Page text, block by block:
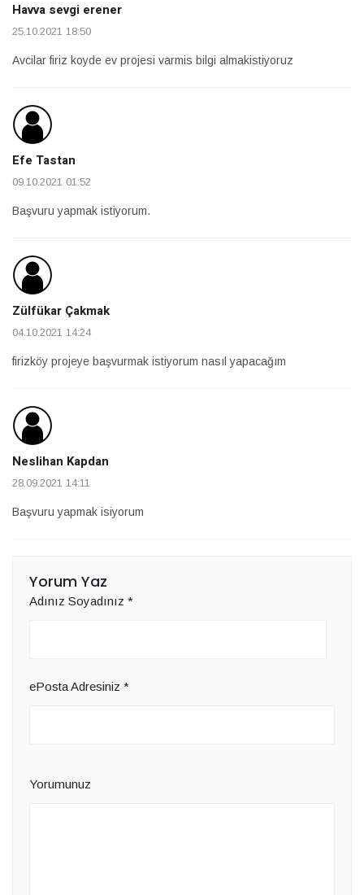
Havva sevgi erener
25.10.2021 18:50
Avcilar firiz koyde ev projesi varmis bilgi almakistiyoruz
Efe Tastan
09.10.2021 01:52
Başvuru yapmak istiyorum.
Zülfükar Çakmak
04.10.2021 14:24
firizköy projeye başvurmak istiyorum nasıl yapacağım
Neslihan Kapdan
28.09.2021 14:11
Başvuru yapmak isiyorum
Yorum Yaz
Adınız Soyadınız *
ePosta Adresiniz *
Yorumunuz